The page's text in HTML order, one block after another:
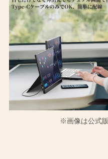
※画像は公式